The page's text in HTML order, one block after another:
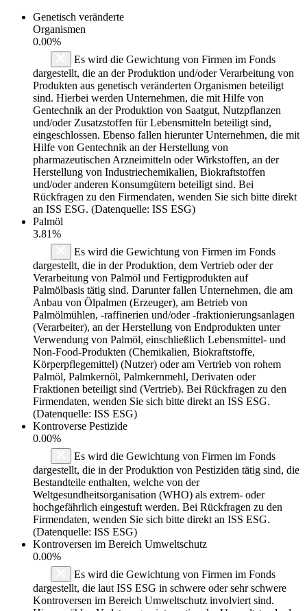
Genetisch veränderte
Organismen
0.00%
Es wird die Gewichtung von Firmen im Fonds
dargestellt, die an der Produktion und/oder Verarbeitung von
Produkten aus genetisch veränderten Organismen beteiligt
sind. Hierbei werden Unternehmen, die mit Hilfe von
Gentechnik an der Produktion von Saatgut, Nutzpflanzen
und/oder Zusatzstoffen für Lebensmitteln beteiligt sind,
eingeschlossen. Ebenso fallen hierunter Unternehmen, die mit
Hilfe von Gentechnik an der Herstellung von
pharmazeutischen Arzneimitteln oder Wirkstoffen, an der
Herstellung von Industriechemikalien, Biokraftstoffen
und/oder anderen Konsumgütern beteiligt sind. Bei
Rückfragen zu den Firmendaten, wenden Sie sich bitte direkt
an ISS ESG. (Datenquelle: ISS ESG)
Palmöl
3.81%
Es wird die Gewichtung von Firmen im Fonds
dargestellt, die in der Produktion, dem Vertrieb oder der
Verarbeitung von Palmöl und Fertigprodukten auf
Palmölbasis tätig sind. Darunter fallen Unternehmen, die am
Anbau von Ölpalmen (Erzeuger), am Betrieb von
Palmölmühlen, -raffinerien und/oder -fraktionierungsanlagen
(Verarbeiter), an der Herstellung von Endprodukten unter
Verwendung von Palmöl, einschließlich Lebensmittel- und
Non-Food-Produkten (Chemikalien, Biokraftstoffe,
Körperpflegemittel) (Nutzer) oder am Vertrieb von rohem
Palmöl, Palmkernöl, Palmkernmehl, Derivaten oder
Fraktionen beteiligt sind (Vertrieb). Bei Rückfragen zu den
Firmendaten, wenden Sie sich bitte direkt an ISS ESG.
(Datenquelle: ISS ESG)
Kontroverse Pestizide
0.00%
Es wird die Gewichtung von Firmen im Fonds
dargestellt, die in der Produktion von Pestiziden tätig sind, die
Bestandteile enthalten, welche von der
Weltgesundheitsorganisation (WHO) als extrem- oder
hochgefährlich eingestuft werden. Bei Rückfragen zu den
Firmendaten, wenden Sie sich bitte direkt an ISS ESG.
(Datenquelle: ISS ESG)
Kontroversen im Bereich Umweltschutz
0.00%
Es wird die Gewichtung von Firmen im Fonds
dargestellt, die laut ISS ESG in schwere oder sehr schwere
Kontroversen im Bereich Umweltschutz involviert sind.